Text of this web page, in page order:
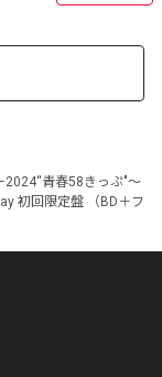
2024“青春58きっぷ"～
初回限定盤 （BD＋フ